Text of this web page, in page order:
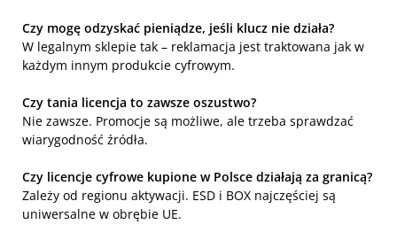
Czy mogę odzyskać pieniądze, jeśli klucz nie działa?
W legalnym sklepie tak – reklamacja jest traktowana jak w
każdym innym produkcie cyfrowym.
Czy tania licencja to zawsze oszustwo?
Nie zawsze. Promocje są możliwe, ale trzeba sprawdzać
wiarygodność źródła.
Czy licencje cyfrowe kupione w Polsce działają za granicą?
Zależy od regionu aktywacji. ESD i BOX najczęściej są
uniwersalne w obrębie UE.